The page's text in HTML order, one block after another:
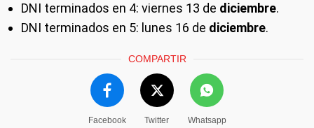
DNI terminados en 4: viernes 13 de diciembre.
DNI terminados en 5: lunes 16 de diciembre.
COMPARTIR
Facebook Twitter Whatsapp